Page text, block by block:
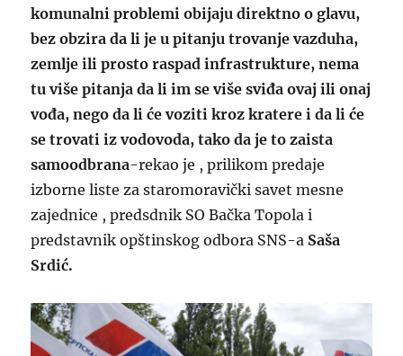
komunalni problemi obijaju direktno o glavu,
bez obzira da li je u pitanju trovanje vazduha,
zemlje ili prosto raspad infrastrukture, nema
tu više pitanja da li im se više sviđa ovaj ili onaj
vođa, nego da li će voziti kroz kratere i da li će
se trovati iz vodovoda, tako da je to zaista
samoodbrana-rekao je , prilikom predaje
izborne liste za staromoravički savet mesne
zajednice , predsdnik SO Bačka Topola i
predstavnik opštinskog odbora SNS-a Saša
Srdić.